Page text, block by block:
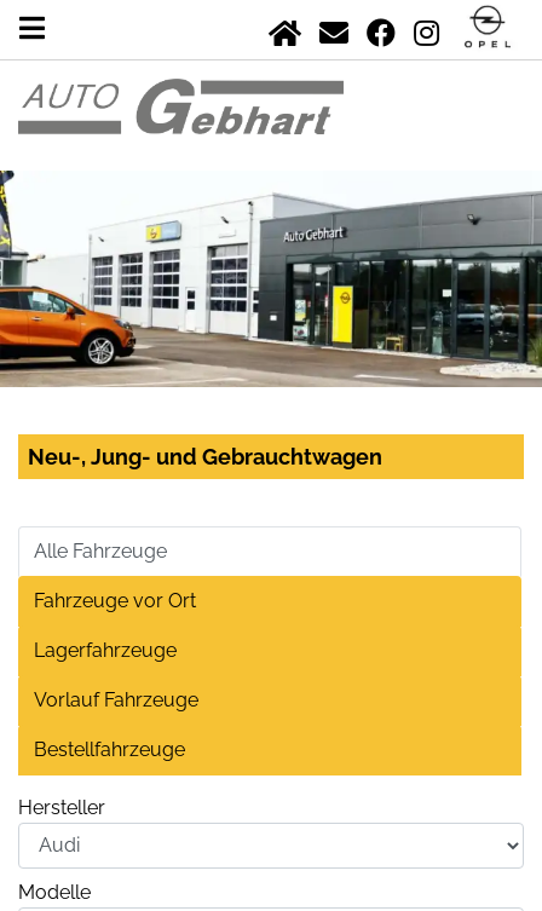
Neu-, Jung- und Gebrauchtwagen
Alle Fahrzeuge
Fahrzeuge vor Ort
Lagerfahrzeuge
Vorlauf Fahrzeuge
Bestellfahrzeuge
Hersteller
Modelle